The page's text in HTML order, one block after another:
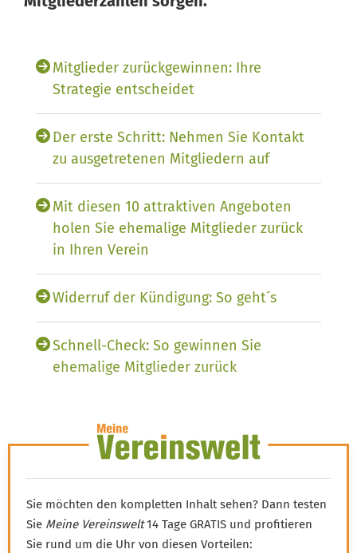
Mitglieder zurückgewinnen: Ihre
Strategie entscheidet
Der erste Schritt: Nehmen Sie Kontakt
zu ausgetretenen ­Mitgliedern auf
Mit diesen 10 attraktiven Angeboten
holen Sie ehemalige Mitglieder zurück
in Ihren Verein
Widerruf der Kündigung: So geht´s
Schnell-Check: So gewinnen Sie
ehemalige Mitglieder ­zurück
Mitglieder zurückgewinnen:
Ihre Strategie entscheidet
Sie möchten den kompletten Inhalt sehen? Dann testen
Sie Meine Vereinswelt14 Tage GRATIS und profitieren
Sie rund um die Uhr von diesen Vorteilen: